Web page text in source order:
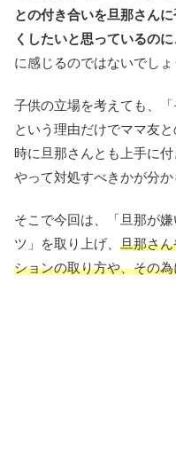
との付き合いを旦那さん
くしたいと思っているの
に感じるのではないでしょ
子供の立場を考えても、
という理由だけでママ友
時に旦那さんとも上手に
やって対処すべきかが分か
そこで今回は、「旦那が
ツ」を取り上げ、 旦那さ
ションの取り方や、その